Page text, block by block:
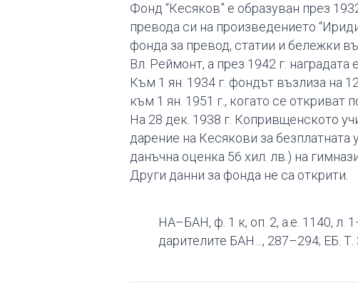
Фонд “Кесяков” е образуван през
превода си на произведението
фонда за превод, статии и бележки
Вл. Реймонт, а през 1942 г. наградата
Към 1 ян. 1934 г. фондът възлиза на
към 1 ян. 1951 г., когато се откриват
На 28 дек. 1938 г. Копривщенското
дарение на Кесякови за безплатната
данъчна оценка 56 хил. лв.) на
Други данни за фонда не са открити.
НА–БАН, ф. 1 к, оп. 2, а.е. 1140, л.
дарителите БАН…, 287–294; ЕБ. Т.